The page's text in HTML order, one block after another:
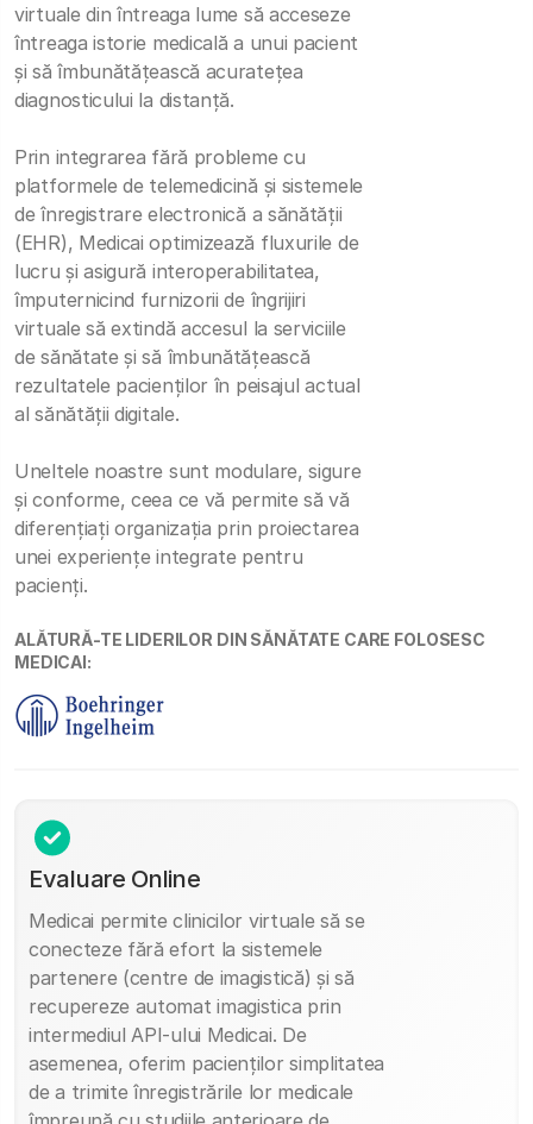
virtuale din întreaga lume să acceseze
întreaga istorie medicală a unui pacient
și să îmbunătățească acuratețea
diagnosticului la distanță.
Prin integrarea fără probleme cu
platformele de telemedicină și sistemele
de înregistrare electronică a sănătății
(EHR), Medicai optimizează fluxurile de
lucru și asigură interoperabilitatea,
împuternicind furnizorii de îngrijiri
virtuale să extindă accesul la serviciile
de sănătate și să îmbunătățească
rezultatele pacienților în peisajul actual
al sănătății digitale.
Uneltele noastre sunt modulare, sigure
și conforme, ceea ce vă permite să vă
diferențiați organizația prin proiectarea
unei experiențe integrate pentru
pacienți.
ALĂTURĂ-TE LIDERILOR DIN SĂNĂTATE CARE FOLOSESC
MEDICAI:
Evaluare Online
Medicai permite clinicilor virtuale să se
conecteze fără efort la sistemele
partenere (centre de imagistică) și să
recupereze automat imagistica prin
intermediul API-ului Medicai. De
asemenea, oferim pacienților simplitatea
de a trimite înregistrările lor medicale